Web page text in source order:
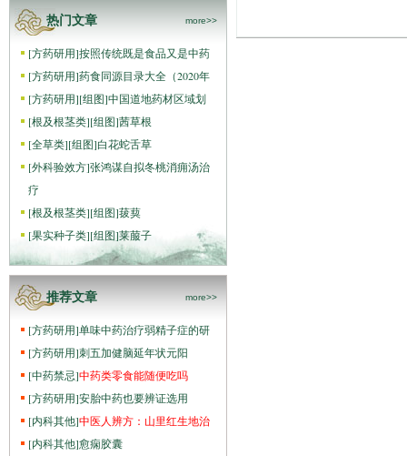
热门文章 more>>
[方药研用]按照传统既是食品又是中药
[方药研用]药食同源目录大全（2020年
[方药研用][组图]中国道地药材区域划
[根及根茎类][组图]茜草根
[全草类][组图]白花蛇舌草
[外科验效方]张鸿谋自拟冬桃消痈汤治
疗
[根及根茎类][组图]菝葜
[果实种子类][组图]莱菔子
推荐文章 more>>
[方药研用]单味中药治疗弱精子症的研
[方药研用]刺五加健脑延年状元阳
[中药禁忌]中药类零食能随便吃吗
[方药研用]安胎中药也要辨证选用
[内科其他]中医人辨方：山里红生地治
[内科其他]愈痫胶囊